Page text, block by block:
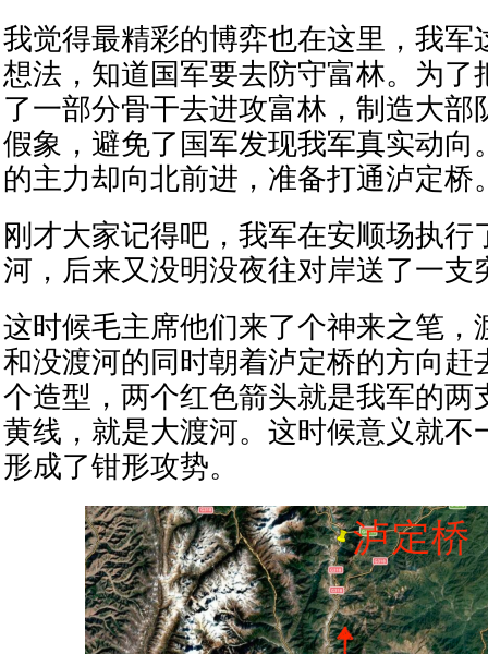
我觉得最精彩的博弈也在这里，我军
想法，知道国军要去防守富林。为了
了一部分骨干去进攻富林，制造大部
假象，避免了国军发现我军真实动向
的主力却向北前进，准备打通泸定桥
刚才大家记得吧，我军在安顺场执行
河，后来又没明没夜往对岸送了一支
这时候毛主席他们来了个神来之笔，
和没渡河的同时朝着泸定桥的方向赶
个造型，两个红色箭头就是我军的两
黄线，就是大渡河。这时候意义就不
形成了钳形攻势。